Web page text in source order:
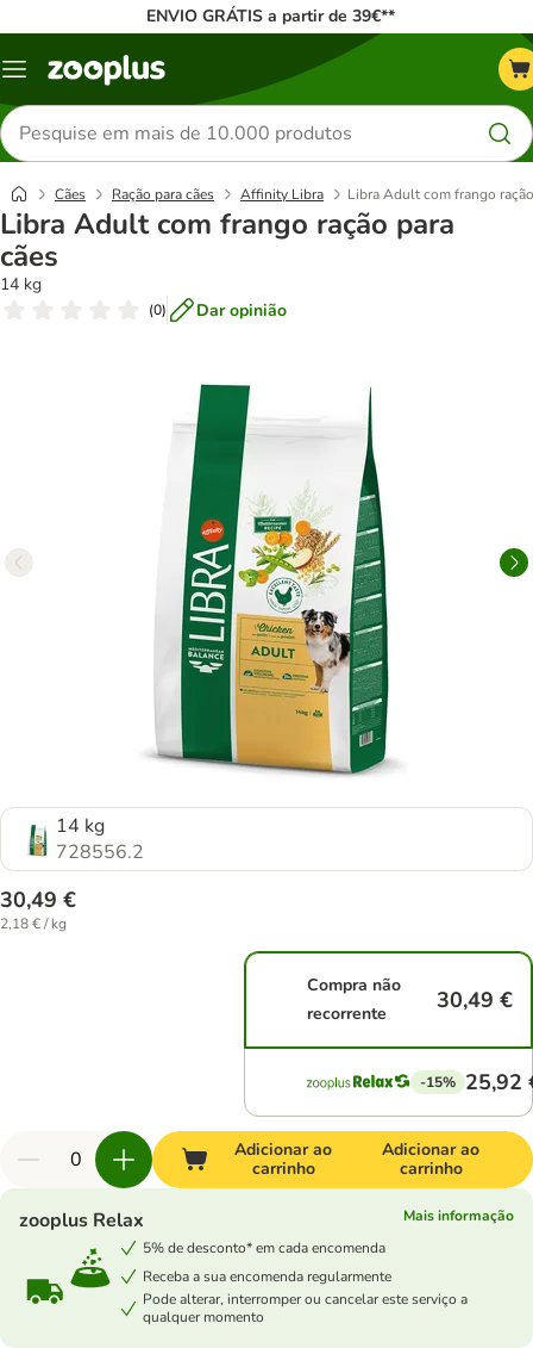
ENVIO GRÁTIS a partir de 39€**
Menu
Pesquisar
produtos
Cães Ração para cães Affinity Libra Libra Adult com frango
Libra Adult com frango ração para
cães
14 kg
(0) Dar opinião
14 kg
728556.2
30,49 €
2,18 € / kg
Compra não
recorrente
30,49 €
-15% 25,92
Adicionar ao
carrinho
Adicionar ao
carrinho
zooplus Relax
Mais informação
5% de desconto* em cada encomenda
Receba a sua encomenda regularmente
Pode alterar, interromper ou cancelar este serviço a
qualquer momento